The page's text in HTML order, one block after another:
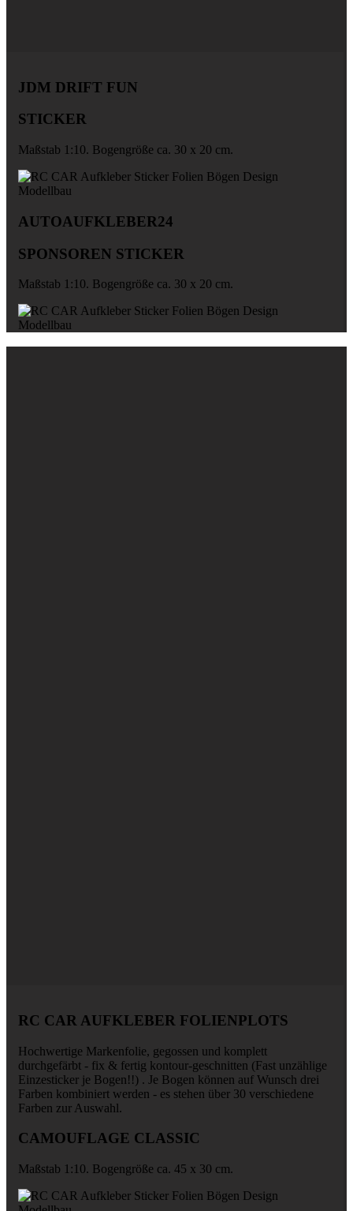
JDM DRIFT FUN
STICKER
Maßstab 1:10. Bogengröße ca. 30 x 20 cm.
AUTOAUFKLEBER24
SPONSOREN STICKER
Maßstab 1:10. Bogengröße ca. 30 x 20 cm.
RC CAR AUFKLEBER FOLIENPLOTS
Hochwertige Markenfolie, gegossen und komplett
durchgefärbt - fix & fertig kontour-geschnitten (Fast unzählige
Einzesticker je Bogen!!) . Je Bogen können auf Wunsch drei
Farben kombiniert werden - es stehen über 30 verschiedene
Farben zur Auswahl.
CAMOUFLAGE CLASSIC
Maßstab 1:10. Bogengröße ca. 45 x 30 cm.